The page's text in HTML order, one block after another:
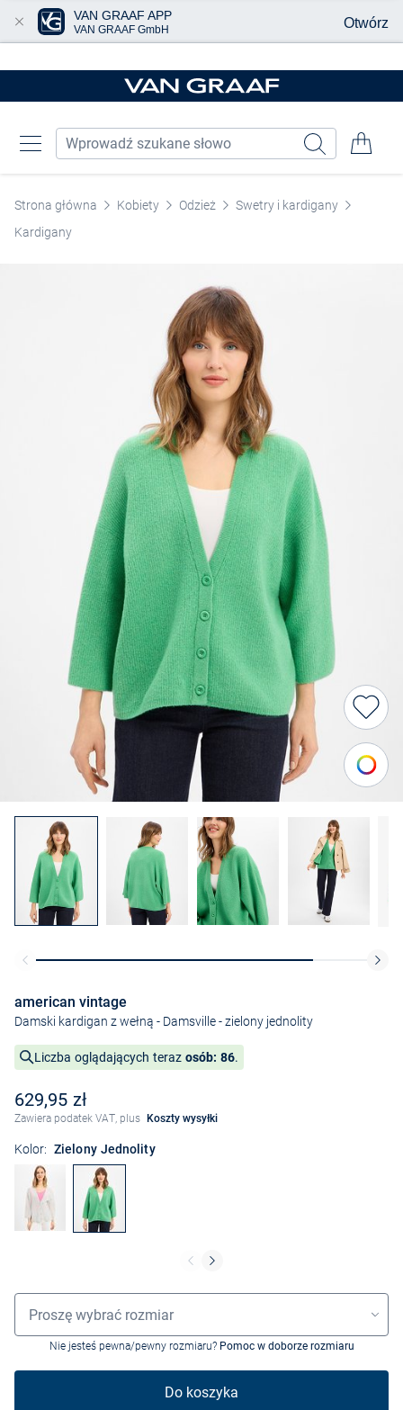
Strona główna Kobiety Odzież
Swetry i kardigany
Kardigany
american vintage
Damski kardigan z wełną - Damsville- zielony jednolity
Liczba oglądających teraz osób: 86.
629,95 zł
Zawiera podatek VAT, plus Koszty wysyłki
Kolor: Zielony Jednolity
Wybór rozmiaru
Proszę wybrać rozmiar
Nie jesteś pewna/pewny rozmiaru? Pomoc w doborze rozmiaru
Do koszyka
VAN GRAAF APP
VAN GRAAF GmbH Otwórz